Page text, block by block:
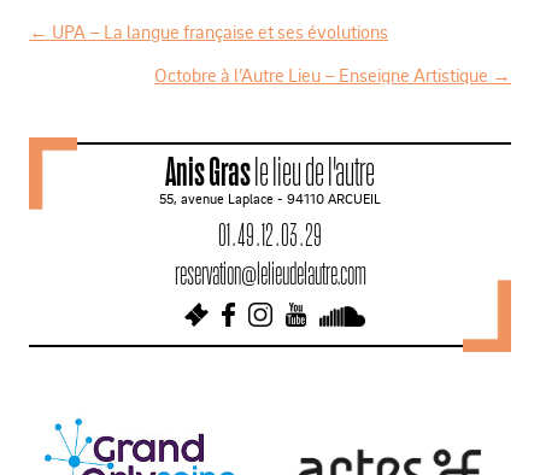
v
g
o
← UPA – La langue française et ses évolutions
Octobre à l’Autre Lieu – Enseigne Artistique →
Anis Grasle lieu de l'autre
55, avenue Laplace - 94110 ARCUEIL
01 . 49 . 12 . 03 . 29
reservation@lelieudelautre.com